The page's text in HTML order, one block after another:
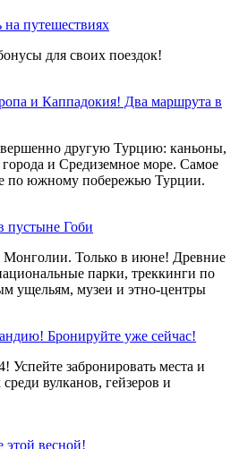
путешествиях
для своих поездок!
и Каппадокия! Два маршрута в
другую Турцию: каньоны,
и Средиземное море. Самое
по южному побережью Турции.
пустыне Гоби
Только в июне! Древние
парки, треккинги по
ущельям, музеи и этно-центры
Бронируйте уже сейчас!
Успейте забронировать места и
вулканов, гейзеров и
этой весной!